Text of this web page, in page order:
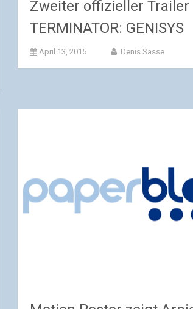
Zweiter offizieller Trailer
TERMINATOR: GENISYS
April 13, 2015 Denis Sasse